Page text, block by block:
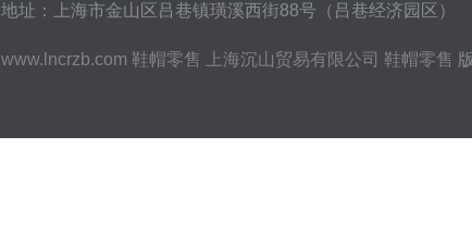
地址：上海市金山区吕巷镇璜溪西街88号（吕巷经济园区）
www.lncrzb.com 鞋帽零售 上海沉山贸易有限公司 鞋帽零售